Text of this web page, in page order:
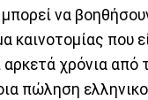
να
καινοτομίας που
χρόνια από
πώληση